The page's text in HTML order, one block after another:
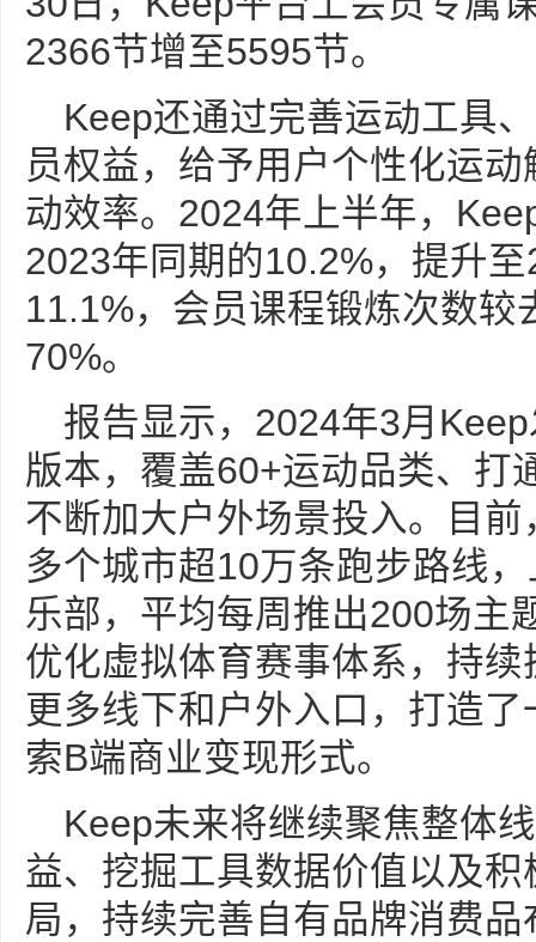
2366节增至5595节。
Keep还通过完善运动工具
员权益，给予用户个性化运
动效率。2024年上半年，
2023年同期的10.2%，提升
11.1%，会员课程锻炼次数较
70%。
报告显示，2024年3月
版本，覆盖60+运动品类、打
不断加大户外场景投入。目
多个城市超10万条跑步路线
乐部，平均每周推出200场主
优化虚拟体育赛事体系，持
更多线下和户外入口，打造
索B端商业变现形式。
Keep未来将继续聚焦整体
益、挖掘工具数据价值以及
局，持续完善自有品牌消费